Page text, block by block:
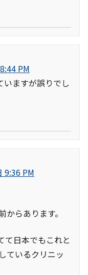
PM
いますが誤りでし
9:36 PM
らあります。
て日本でもこれと
ているクリニッ